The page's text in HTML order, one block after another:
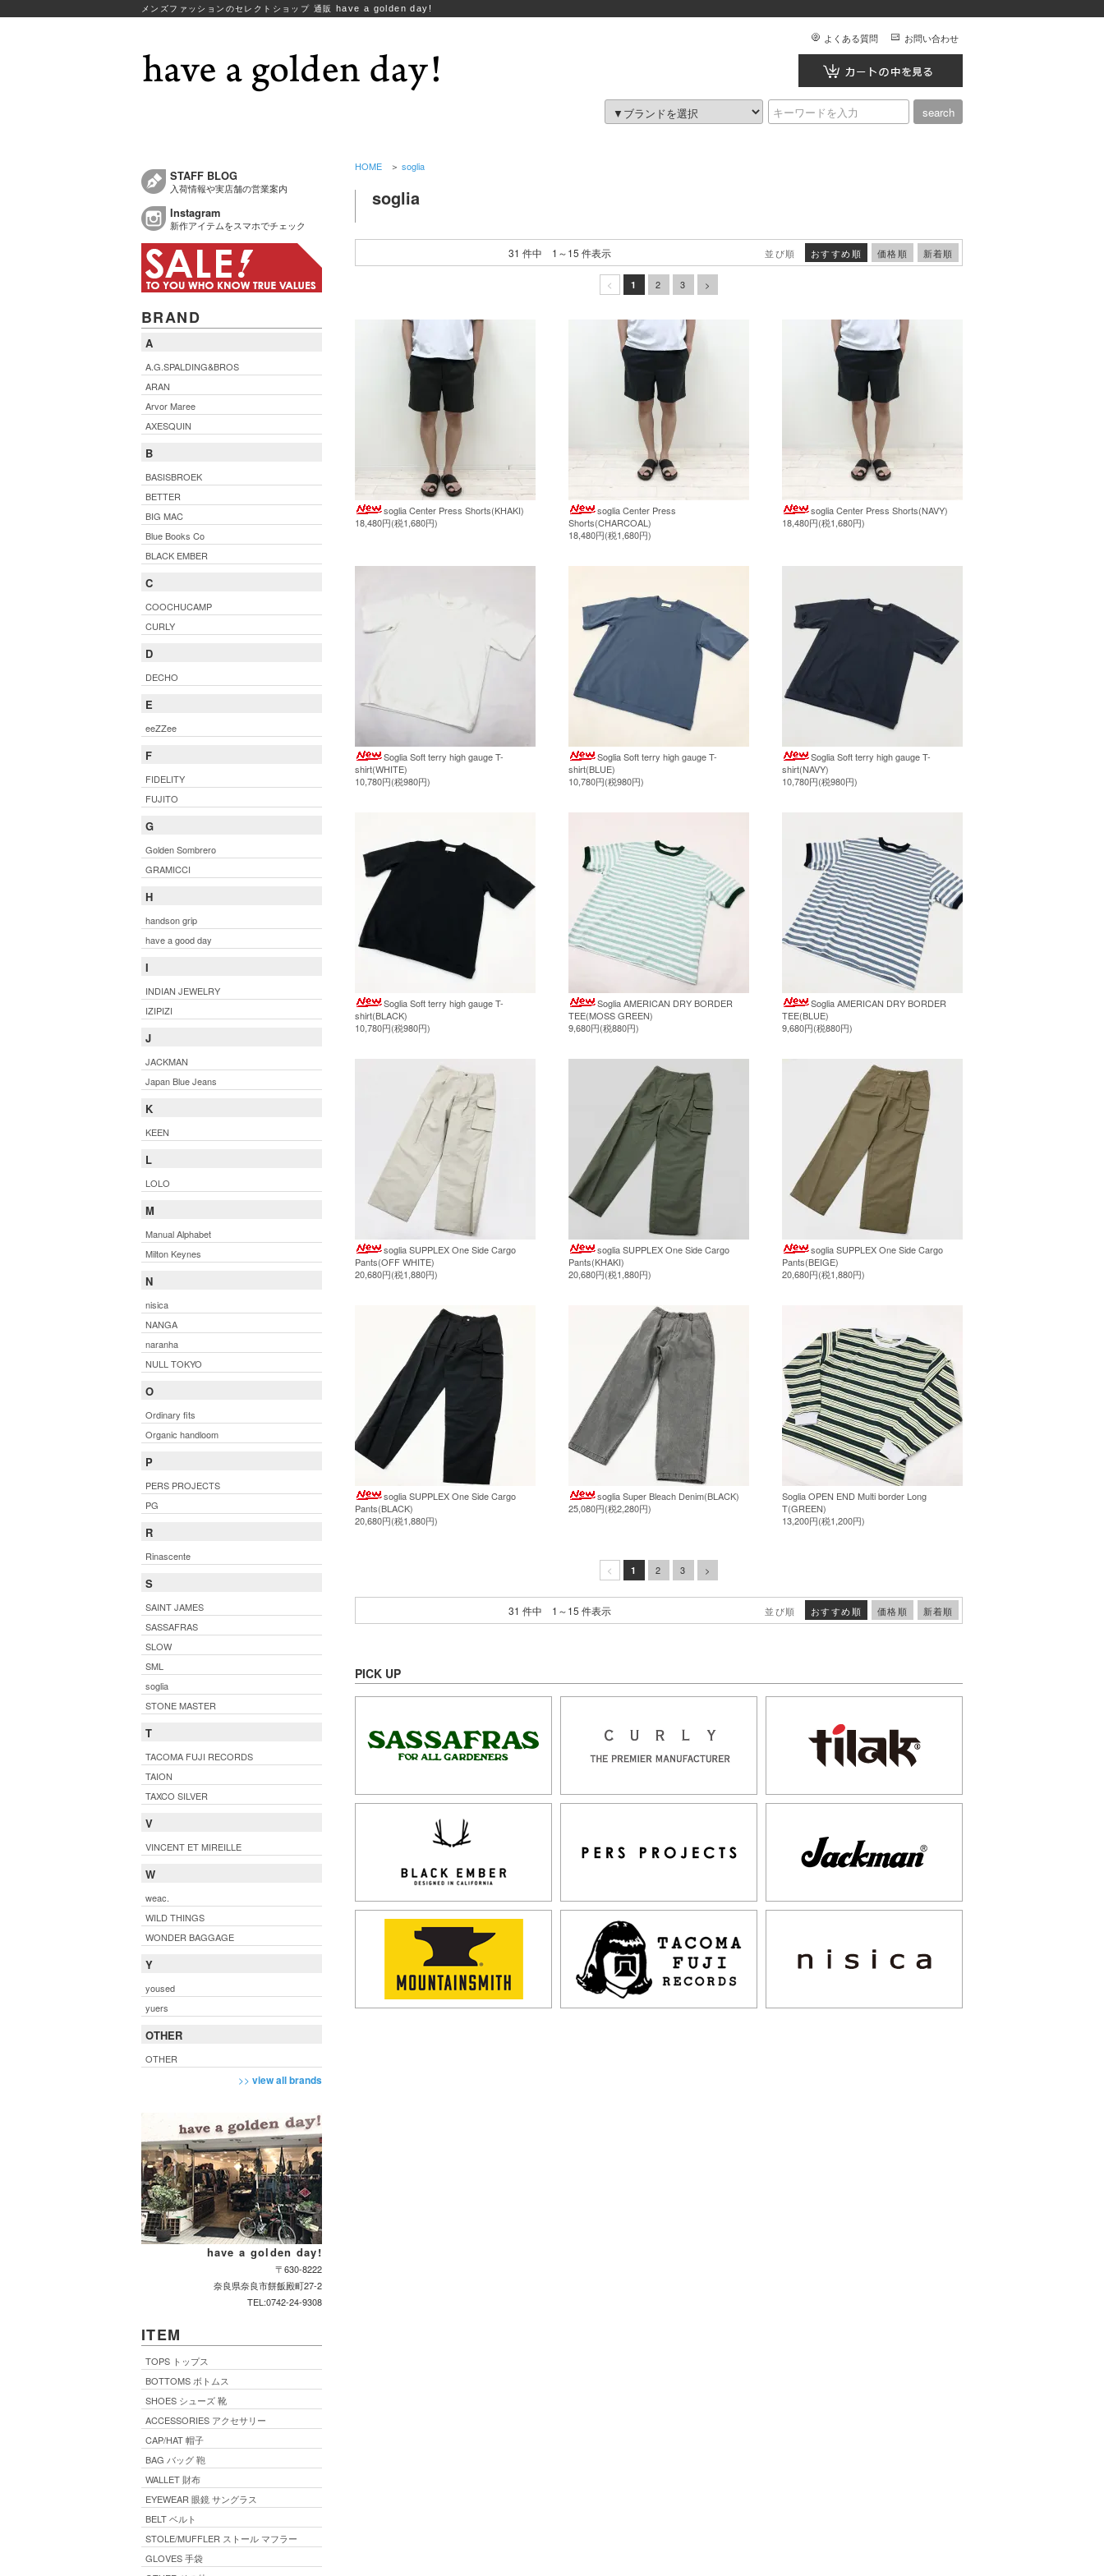
メンズファッションのセレクトショップ 通販 have a golden day!
よくある質問 お問い合わせ
HOME ＞soglia
soglia
並び順 おすすめ順 価格順 新着順
31 件中 1～15 件表示
< 1 2 3 >
soglia Center Press Shorts(KHAKI)
18,480円(税1,680円)
soglia Center Press
Shorts(CHARCOAL)
18,480円(税1,680円)
soglia Center Press Shorts(NAVY)
18,480円(税1,680円)
Soglia Soft terry high gauge T-
shirt(WHITE)
10,780円(税980円)
Soglia Soft terry high gauge T-
shirt(BLUE)
10,780円(税980円)
Soglia Soft terry high gauge T-
shirt(NAVY)
10,780円(税980円)
Soglia Soft terry high gauge T-
shirt(BLACK)
10,780円(税980円)
Soglia AMERICAN DRY BORDER
TEE(MOSS GREEN)
9,680円(税880円)
Soglia AMERICAN DRY BORDER
TEE(BLUE)
9,680円(税880円)
soglia SUPPLEX One Side Cargo
Pants(OFF WHITE)
20,680円(税1,880円)
soglia SUPPLEX One Side Cargo
Pants(KHAKI)
20,680円(税1,880円)
soglia SUPPLEX One Side Cargo
Pants(BEIGE)
20,680円(税1,880円)
soglia SUPPLEX One Side Cargo
Pants(BLACK)
20,680円(税1,880円)
soglia Super Bleach Denim(BLACK)
25,080円(税2,280円)
Soglia OPEN END Multi border Long
T(GREEN)
13,200円(税1,200円)
< 1 2 3 >
並び順 おすすめ順 価格順 新着順
31 件中 1～15 件表示
PICK UP
STAFF BLOG
入荷情報や実店舗の営業案内
Instagram
新作アイテムをスマホでチェック
BRAND
A
A.G.SPALDING&BROS
ARAN
Arvor Maree
AXESQUIN
B
BASISBROEK
BETTER
BIG MAC
Blue Books Co
BLACK EMBER
C
COOCHUCAMP
CURLY
D
DECHO
E
eeZZee
F
FIDELITY
FUJITO
G
Golden Sombrero
GRAMICCI
H
handson grip
have a good day
I
INDIAN JEWELRY
IZIPIZI
J
JACKMAN
Japan Blue Jeans
K
KEEN
L
LOLO
M
Manual Alphabet
Milton Keynes
N
nisica
NANGA
naranha
NULL TOKYO
O
Ordinary fits
Organic handloom
P
PERS PROJECTS
PG
R
Rinascente
S
SAINT JAMES
SASSAFRAS
SLOW
SML
soglia
STONE MASTER
T
TACOMA FUJI RECORDS
TAION
TAXCO SILVER
V
VINCENT ET MIREILLE
W
weac.
WILD THINGS
WONDER BAGGAGE
Y
yoused
yuers
OTHER
OTHER
>> view all brands
have a golden day!
〒630-8222
奈良県奈良市餅飯殿町27-2
TEL:0742-24-9308
ITEM
TOPS トップス
BOTTOMS ボトムス
SHOES シューズ 靴
ACCESSORIES アクセサリー
CAP/HAT 帽子
BAG バッグ 鞄
WALLET 財布
EYEWEAR 眼鏡 サングラス
BELT ベルト
STOLE/MUFFLER ストール マフラー
GLOVES 手袋